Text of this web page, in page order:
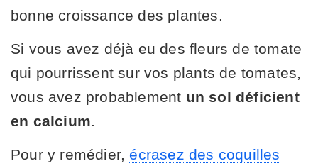
bonne croissance des plantes.
Si vous avez déjà eu des fleurs de tomate
qui pourrissent sur vos plants de tomates,
vous avez probablement un sol déficient
en calcium.
Pour y remédier, écrasez des coquilles